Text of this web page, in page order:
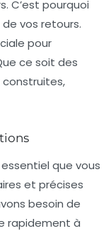
C’est pourquoi
vos retours.
pour
ce soit des
que vous
et précises
besoin de
rapidement à